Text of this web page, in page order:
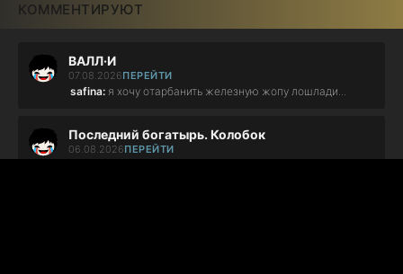
КОММЕНТИРУЮТ
ВАЛЛ·И
07.08.2026ПЕРЕЙТИ
safina: я хочу отарбанить железную жопу лошлади...
Последний богатырь. Колобок
06.08.2026ПЕРЕЙТИ